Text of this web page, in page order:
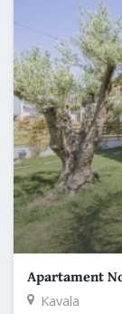
Apartament
Paralia
Kavala